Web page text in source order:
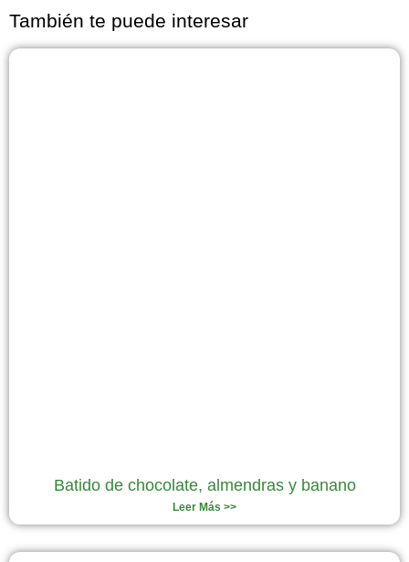
También te puede interesar
Batido de chocolate, almendras y banano
Leer Más >>